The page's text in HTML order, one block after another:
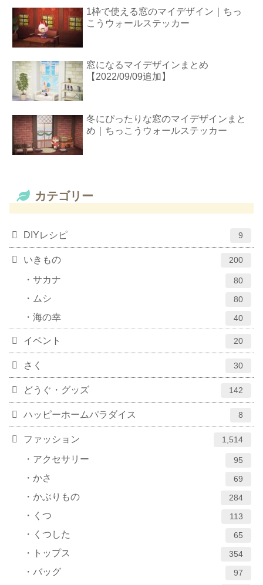
1枠で使える窓のマイデザイン｜ちっ
こうウォールステッカー
窓になるマイデザインまとめ
【2022/09/09追加】
冬にぴったりな窓のマイデザインまと
め｜ちっこうウォールステッカー
カテゴリー
DIYレシピ 9
いきもの 200
サカナ 80
ムシ 80
海の幸 40
イベント 20
さく 30
どうぐ・グッズ 142
ハッピーホームパラダイス 8
ファッション 1,514
アクセサリー 95
かさ 69
かぶりもの 284
くつ 113
くつした 65
トップス 354
バッグ 97